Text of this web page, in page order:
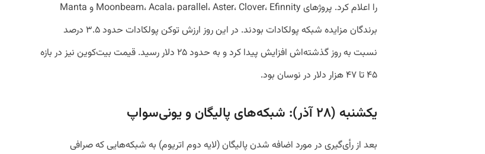
را اعلام کرد. پروژهای Moonbeam، Acala، parallel، Aster، Clover، Efinnity و Manta
برندگان مزایده شبکه پولکادات بودند. در این روز ارزش توکن پولکادات حدود ۳.۵ درصد
نسبت به روز گذشته‌اش افزایش پیدا کرد و به حدود ۲۵ دلار رسید. قیمت بیت‌کوین نیز در بازه
۴۵ تا ۴۷ هزار دلار در نوسان بود.
یکشنبه (۲۸ آذر): شبکه‌های پالیگان و یونی‌سواپ
بعد از رأی‌گیری در مورد اضافه شدن پالیگان (لایه دوم اتریوم) به شبکه‌هایی که صرافی